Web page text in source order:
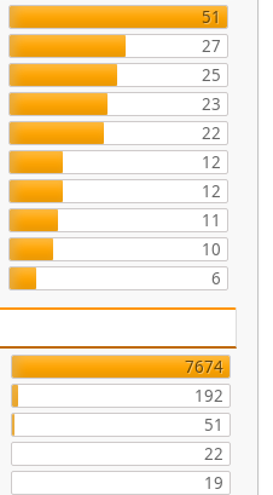
51
27
25
23
22
12
12
11
10
6
7674
192
51
22
19